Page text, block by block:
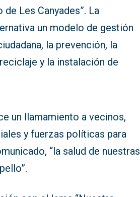
Les Canyades”. La
un modelo de gestión
la prevención, la
y la instalación de
un llamamiento a vecinos,
y fuerzas políticas para
“la salud de nuestras